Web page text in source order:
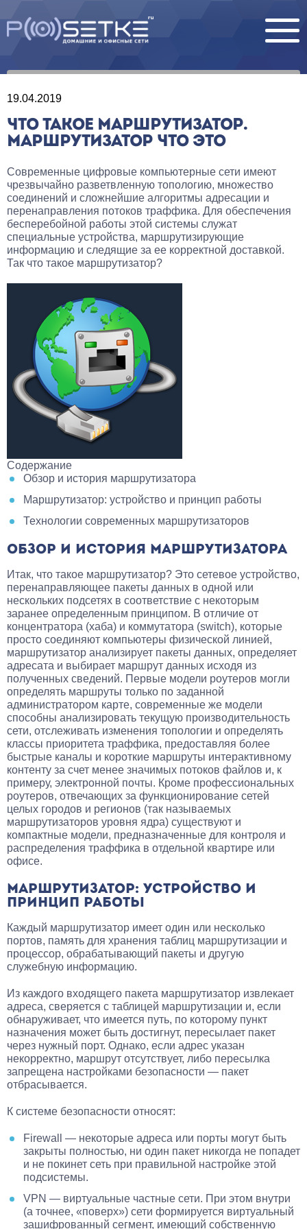
19.04.2019
ЧТО ТАКОЕ МАРШРУТИЗАТОР.
МАРШРУТИЗАТОР ЧТО ЭТО
Современные цифровые компьютерные сети имеют
чрезвычайно разветвленную топологию, множество
соединений и сложнейшие алгоритмы адресации и
перенаправления потоков траффика. Для обеспечения
бесперебойной работы этой системы служат
специальные устройства, маршрутизирующие
информацию и следящие за ее корректной доставкой.
Так что такое маршрутизатор?
Содержание
Обзор и история маршрутизатора
Маршрутизатор: устройство и принцип работы
Технологии современных маршрутизаторов
ОБЗОР И ИСТОРИЯ МАРШРУТИЗАТОРА
Итак, что такое маршрутизатор? Это сетевое устройство,
перенаправляющее пакеты данных в одной или
нескольких подсетях в соответствие с некоторым
заранее определенным принципом. В отличие от
концентратора (хаба) и коммутатора (switch), которые
просто соединяют компьютеры физической линией,
маршрутизатор анализирует пакеты данных, определяет
адресата и выбирает маршрут данных исходя из
полученных сведений. Первые модели роутеров могли
определять маршруты только по заданной
администратором карте, современные же модели
способны анализировать текущую производительность
сети, отслеживать изменения топологии и определять
классы приоритета траффика, предоставляя более
быстрые каналы и короткие маршруты интерактивному
контенту за счет менее значимых потоков файлов и, к
примеру, электронной почты. Кроме профессиональных
роутеров, отвечающих за функционирование сетей
целых городов и регионов (так называемых
маршрутизаторов уровня ядра) существуют и
компактные модели, предназначенные для контроля и
распределения траффика в отдельной квартире или
офисе.
МАРШРУТИЗАТОР: УСТРОЙСТВО И
ПРИНЦИП РАБОТЫ
Каждый маршрутизатор имеет один или несколько
портов, память для хранения таблиц маршрутизации и
процессор, обрабатывающий пакеты и другую
служебную информацию.
Из каждого входящего пакета маршрутизатор извлекает
адреса, сверяется с таблицей маршрутизации и, если
обнаруживает, что имеется путь, по которому пункт
назначения может быть достигнут, пересылает пакет
через нужный порт. Однако, если адрес указан
некорректно, маршрут отсутствует, либо пересылка
запрещена настройками безопасности — пакет
отбрасывается.
К системе безопасности относят:
Firewall — некоторые адреса или порты могут быть
закрыты полностью, ни один пакет никогда не попадет
и не покинет сеть при правильной настройке этой
подсистемы.
VPN — виртуальные частные сети. При этом внутри
(а точнее, «поверх») сети формируется виртуальный
зашифрованный сегмент, имеющий собственную